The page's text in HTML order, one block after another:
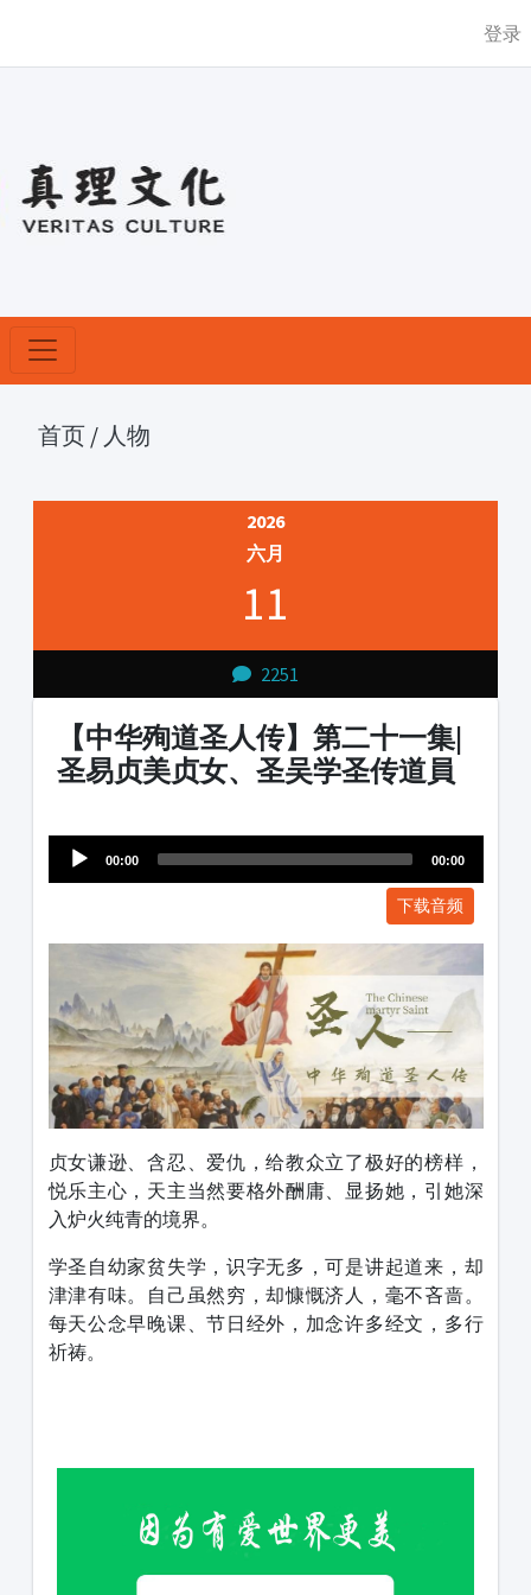
登录
首页 / 人物
2026
六月
11
2251
【中华殉道圣人传】第二十一集|
圣易贞美贞女、圣吴学圣传道員
Player
00:00 00:00
下载音频
贞女谦逊、含忍、爱仇，给教众立了极好的榜样，
悦乐主心，天主当然要格外酬庸、显扬她，引她深
入炉火纯青的境界。
学圣自幼家贫失学，识字无多，可是讲起道来，却
津津有味。自己虽然穷，却慷慨济人，毫不吝啬。
每天公念早晚课、节日经外，加念许多经文，多行
祈祷。